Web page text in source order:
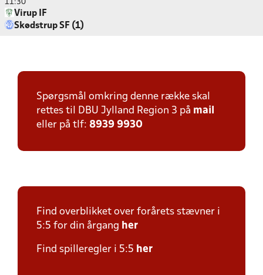
11:30
Virup IF
Skødstrup SF (1)
Spørgsmål omkring denne række skal
rettes til DBU Jylland Region 3 på mail
eller på tlf: 8939 9930
Find overblikket over forårets stævner i
5:5 for din årgang her
Find spilleregler i 5:5 her